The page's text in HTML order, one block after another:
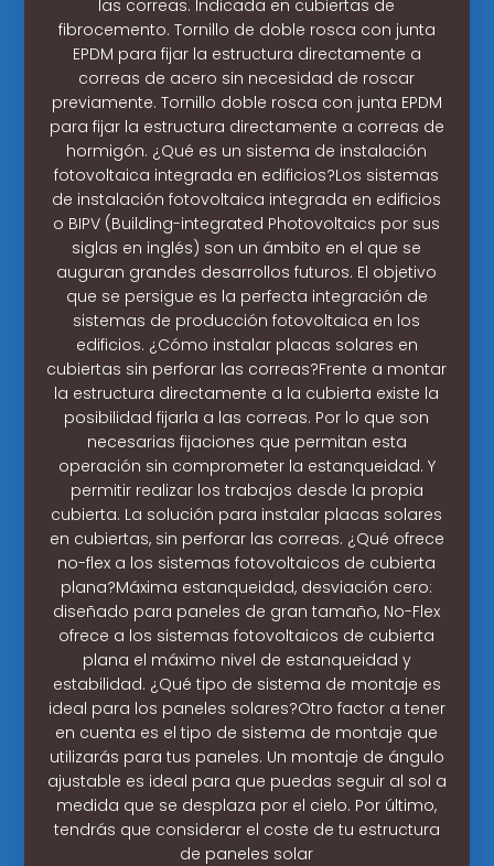
las correas. Indicada en cubiertas de
fibrocemento. Tornillo de doble rosca con junta
EPDM para fijar la estructura directamente a
correas de acero sin necesidad de roscar
previamente. Tornillo doble rosca con junta EPDM
para fijar la estructura directamente a correas de
hormigón. ¿Qué es un sistema de instalación
fotovoltaica integrada en edificios?Los sistemas
de instalación fotovoltaica integrada en edificios
o BIPV (Building-integrated Photovoltaics por sus
siglas en inglés) son un ámbito en el que se
auguran grandes desarrollos futuros. El objetivo
que se persigue es la perfecta integración de
sistemas de producción fotovoltaica en los
edificios. ¿Cómo instalar placas solares en
cubiertas sin perforar las correas?Frente a montar
la estructura directamente a la cubierta existe la
posibilidad fijarla a las correas. Por lo que son
necesarias fijaciones que permitan esta
operación sin comprometer la estanqueidad. Y
permitir realizar los trabajos desde la propia
cubierta. La solución para instalar placas solares
en cubiertas, sin perforar las correas. ¿Qué ofrece
no-flex a los sistemas fotovoltaicos de cubierta
plana?Máxima estanqueidad, desviación cero:
diseñado para paneles de gran tamaño, No-Flex
ofrece a los sistemas fotovoltaicos de cubierta
plana el máximo nivel de estanqueidad y
estabilidad. ¿Qué tipo de sistema de montaje es
ideal para los paneles solares?Otro factor a tener
en cuenta es el tipo de sistema de montaje que
utilizarás para tus paneles. Un montaje de ángulo
ajustable es ideal para que puedas seguir al sol a
medida que se desplaza por el cielo. Por último,
tendrás que considerar el coste de tu estructura
de paneles solar